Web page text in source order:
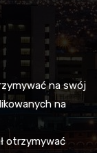
na swój
na
otrzymywać